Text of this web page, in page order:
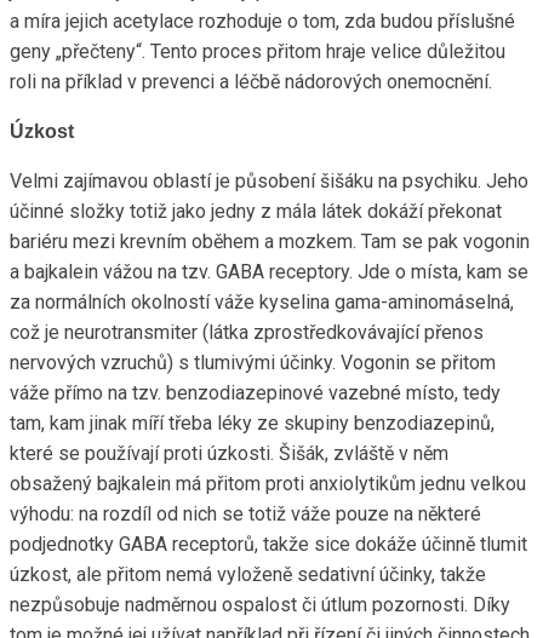
a míra jejich acetylace rozhoduje o tom, zda budou příslušné
geny „přečteny“. Tento proces přitom hraje velice důležitou
roli na příklad v prevenci a léčbě nádorových onemocnění.
Úzkost
Velmi zajímavou oblastí je působení šišáku na psychiku. Jeho
účinné složky totiž jako jedny z mála látek dokáží překonat
bariéru mezi krevním oběhem a mozkem. Tam se pak vogonin
a bajkalein vážou na tzv. GABA receptory. Jde o místa, kam se
za normálních okolností váže kyselina gama-aminomáselná,
což je neurotransmiter (látka zprostředkovávající přenos
nervových vzruchů) s tlumivými účinky. Vogonin se přitom
váže přímo na tzv. benzodiazepinové vazebné místo, tedy
tam, kam jinak míří třeba léky ze skupiny benzodiazepinů,
které se používají proti úzkosti. Šišák, zvláště v něm
obsažený bajkalein má přitom proti anxiolytikům jednu velkou
výhodu: na rozdíl od nich se totiž váže pouze na některé
podjednotky GABA receptorů, takže sice dokáže účinně tlumit
úzkost, ale přitom nemá vyloženě sedativní účinky, takže
nezpůsobuje nadměrnou ospalost či útlum pozornosti. Díky